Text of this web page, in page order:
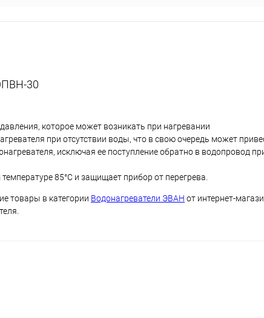
30
которое может возникать при нагревании
при отсутствии воды, что в свою очередь может
исключая ее поступление обратно в водопровод
85°С и защищает прибор от перегрева.
товары в категории Водонагреватели ЭВАН от интернет-